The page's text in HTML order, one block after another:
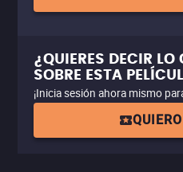
¿QUIERES DECIR LO
SOBRE ESTA
¡Inicia sesión ahora mismo